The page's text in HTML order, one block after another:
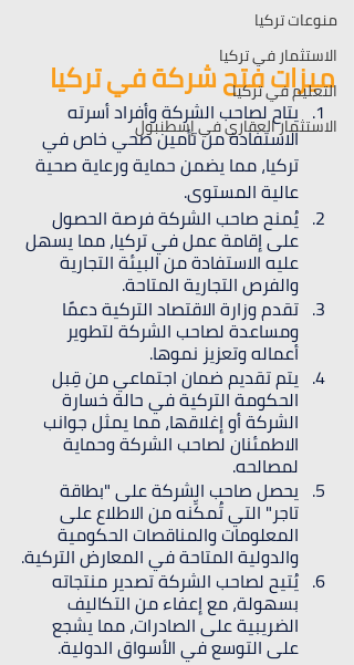
منوعات تركيا
الاستثمار في تركيا
التعليم في تركيا
الاستثمار العقاري في إسطنبول
ميزات فتح شركة في تركيا
يتاح لصاحب الشركة وأفراد أسرته
الاستفادة من تأمين صحي خاص في
تركيا، مما يضمن حماية ورعاية صحية
عالية المستوى.
يُمنح صاحب الشركة فرصة الحصول
على إقامة عمل في تركيا، مما يسهل
عليه الاستفادة من البيئة التجارية
والفرص التجارية المتاحة.
تقدم وزارة الاقتصاد التركية دعمًا
ومساعدة لصاحب الشركة لتطوير
أعماله وتعزيز نموها.
يتم تقديم ضمان اجتماعي من قِبل
الحكومة التركية في حالة خسارة
الشركة أو إغلاقها، مما يمثل جوانب
الاطمئنان لصاحب الشركة وحماية
لمصالحه.
يحصل صاحب الشركة على "بطاقة
تاجر" التي تُمكِّنه من الاطلاع على
المعلومات والمناقصات الحكومية
والدولية المتاحة في المعارض التركية.
يُتيح لصاحب الشركة تصدير منتجاته
بسهولة، مع إعفاء من التكاليف
الضريبية على الصادرات، مما يشجع
على التوسع في الأسواق الدولية.